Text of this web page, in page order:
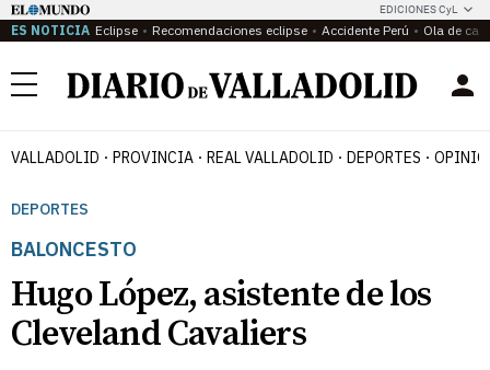
EDICIONES CyL
ES NOTICIA Eclipse Recomendaciones eclipse Accidente Perú Ola de
Menú
VALLADOLID PROVINCIA REAL VALLADOLID DEPORTES
DEPORTES
BALONCESTO
Hugo López, asistente de los
Cleveland Cavaliers